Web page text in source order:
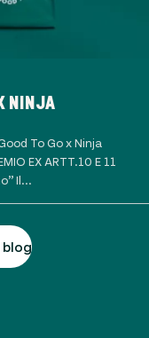
NINJA
To Go x Ninja
EX ARTT.10 E 11
Il...